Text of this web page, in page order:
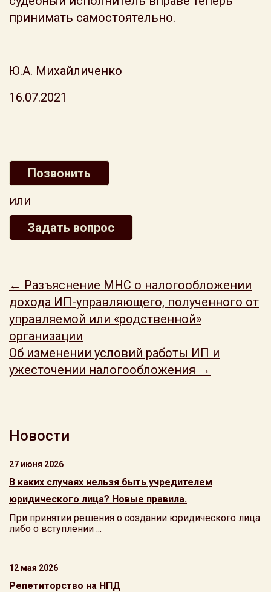
принимать самостоятельно.
Ю.А. Михайличенко
16.07.2021
Позвонить
или
Задать вопрос
← Разъяснение МНС о налогообложении
дохода ИП-управляющего, полученного от
управляемой или «родственной»
организации
Об изменении условий работы ИП и
ужесточении налогообложения →
Новости
27 июня 2026
В каких случаях нельзя быть учредителем
юридического лица? Новые правила.
При принятии решения о создании юридического лица
либо о вступлении ...
12 мая 2026
Репетиторство на НПД